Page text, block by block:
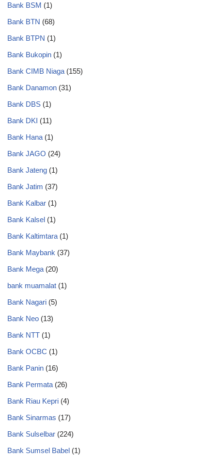
Bank BSM (1)
Bank BTN (68)
Bank BTPN (1)
Bank Bukopin (1)
Bank CIMB Niaga (155)
Bank Danamon (31)
Bank DBS (1)
Bank DKI (11)
Bank Hana (1)
Bank JAGO (24)
Bank Jateng (1)
Bank Jatim (37)
Bank Kalbar (1)
Bank Kalsel (1)
Bank Kaltimtara (1)
Bank Maybank (37)
Bank Mega (20)
bank muamalat (1)
Bank Nagari (5)
Bank Neo (13)
Bank NTT (1)
Bank OCBC (1)
Bank Panin (16)
Bank Permata (26)
Bank Riau Kepri (4)
Bank Sinarmas (17)
Bank Sulselbar (224)
Bank Sumsel Babel (1)